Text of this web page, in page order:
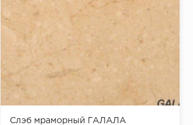
Слэб мраморный ГАЛАЛА